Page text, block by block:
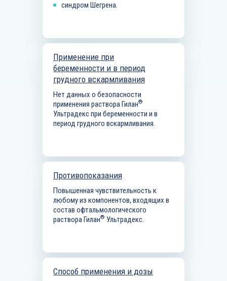
синдром Шегрена.
Применение при
беременности и в период
грудного вскармливания
Нет данных о безопасности
применения раствора Гилан®
Ультрадекс при беременности и в
период грудного вскармливания.
Противопоказания
Повышенная чувствительность к
любому из компонентов, входящих в
состав офтальмологического
раствора Гилан® Ультрадекс.
Способ применения и дозы